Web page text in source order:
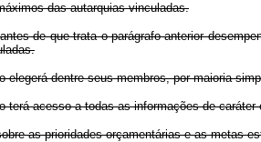
das autarquias vinculadas.
de que trata o parágrafo anterior
elegerá dentre seus membros, por maioria
terá acesso a todas as informações de
as prioridades orçamentárias e as metas